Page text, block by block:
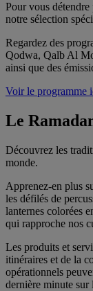
Pour vous
notre sélection
Regardez des
Qodwa, Qalb Al
ainsi que des
Voir le programme
Le
Découvrez les
monde.
Apprenez-en plus
les défilés de
lanternes colorées
qui rapproche nos
Les produits et
itinéraires et de la
opérationnels
dernière minute sur